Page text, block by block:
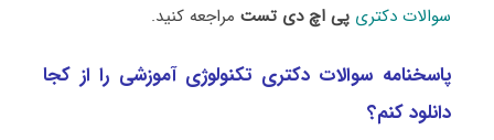
سوالات دکتری پی اچ دی تستمراجعه کنید.
پاسخنامه سوالات دکتری تکنولوژی آموزشی را از کجا
دانلود کنم؟